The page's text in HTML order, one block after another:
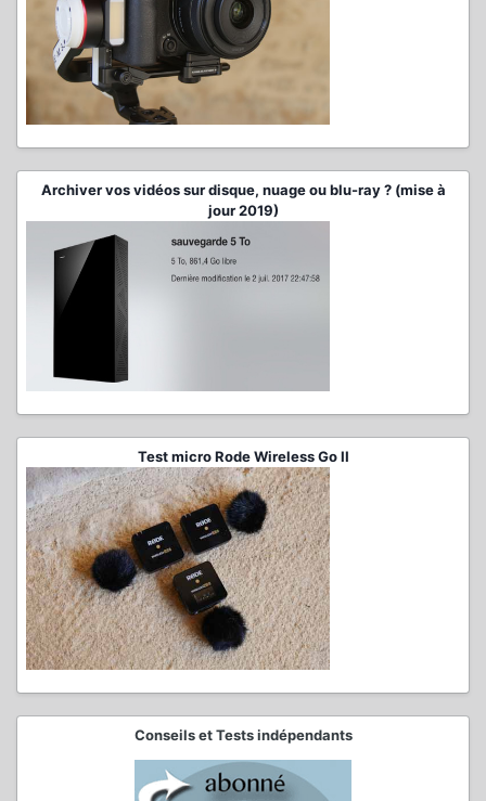
Archiver vos vidéos sur disque, nuage ou blu-ray ? (mise à
jour 2019)
Test micro Rode Wireless Go II
Conseils et Tests indépendants